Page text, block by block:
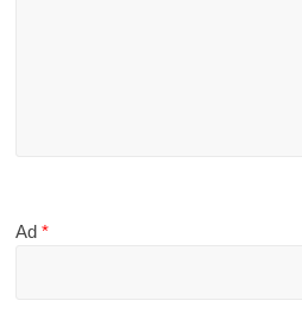
Ad*